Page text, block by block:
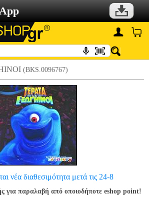
(BKS.0096767)
νέα διαθεσιμότητα μετά τις 24-8
για παραλαβή από οποιοδήποτε eshop point!